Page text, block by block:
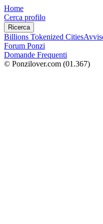
Home
Cerca profilo
Ricerca
Billions Tokenized Cities
Forum Ponzi
Domande Frequenti
© Ponzilover.com (01.367)